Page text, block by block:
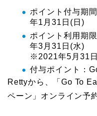
ポイント付与期
年1月31日(日)
ポイント利用期
年3月31日(水)
※2021年5月31
付与ポイント：
Rettyから、「Go To
ペーン」オンライン予